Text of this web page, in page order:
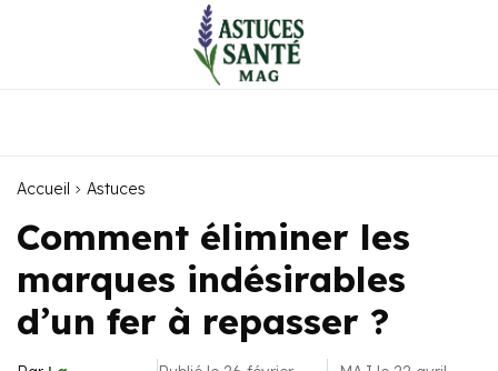
Accueil Astuces
Comment éliminer les
marques indésirables
d’un fer à repasser ?